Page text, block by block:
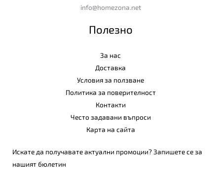
info@homezona.net
Полезно
За нас
Доставка
Условия за ползване
Политика за поверителност
Контакти
Често задавани въпроси
Карта на сайта
Искате да получавате актуални промоции? Запишете се за
нашият бюлетин